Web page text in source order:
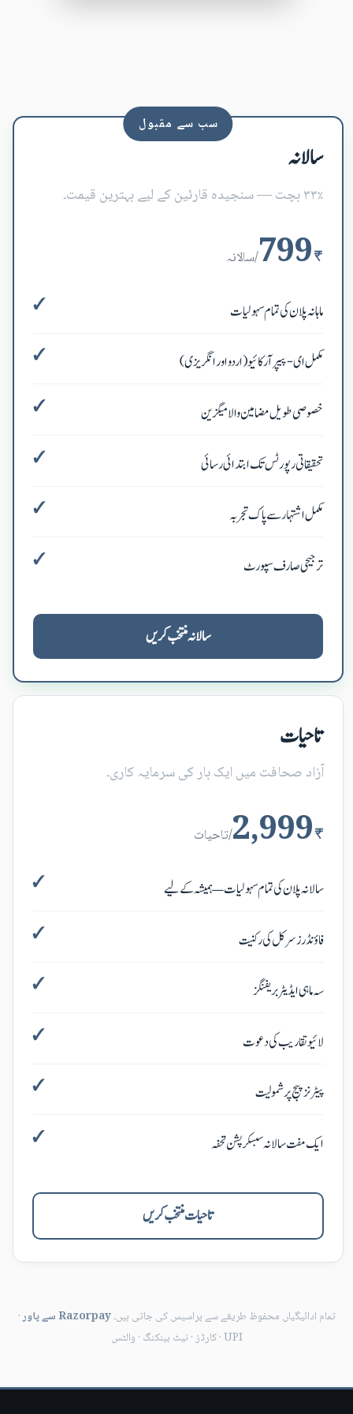
سب سے مقبول
سالانہ
۳۳٪ بچت — سنجیدہ قارئین کے لیے بہترین قیمت۔
₹
799/سالانہ
ماہانہ پلان کی تمام سہولیات
مکمل ای-پیپر آرکائیو (اردو اور انگریزی)
خصوصی طویل مضامین والا میگزین
تحقیقاتی رپورٹس تک ابتدائی رسائی
مکمل اشتہار سے پاک تجربہ
ترجیحی صارف سپورٹ
سالانہ منتخب کریں
تاحیات
آزاد صحافت میں ایک بار کی سرمایہ کاری۔
₹
2,999/تاحیات
سالانہ پلان کی تمام سہولیات — ہمیشہ کے لیے
فاؤنڈرز سرکل کی رکنیت
سہ ماہی ایڈیٹر بریفنگز
لائیو تقاریب کی دعوت
پیٹرنز پیج پر شمولیت
ایک مفت سالانہ سبسکرپشن تحفہ
تاحیات منتخب کریں
تمام ادائیگیاں محفوظ طریقے سے پراسیس کی جاتی ہیں۔Razorpay سے پاور
·
UPI · کارڈز· نیٹ بینکنگ · والٹس